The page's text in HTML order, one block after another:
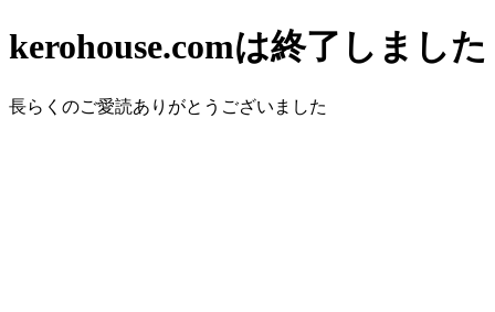
kerohouse.comは終了しました
長らくのご愛読ありがとうございました